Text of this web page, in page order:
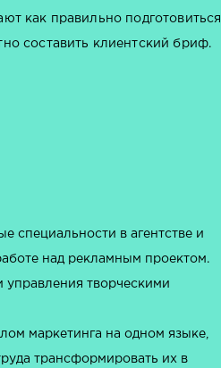
как правильно подготовиться
составить клиентский бриф.
специальности в агентстве и
над рекламным проектом.
управления творческими
маркетинга на одном языке,
трансформировать их в